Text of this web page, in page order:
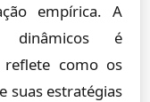
empírica. A
dinâmicos é
reflete como os
suas estratégias